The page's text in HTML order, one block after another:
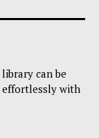
can be
effortlessly with